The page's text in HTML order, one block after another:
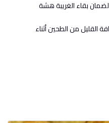
بقاء الغريبة هشة
القليل من الطحين أثناء